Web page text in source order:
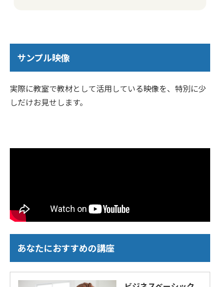
サンプル映像
実際に教室で教材として活用している映像を、特別に少
しだけお見せします。
あなたにおすすめの講座